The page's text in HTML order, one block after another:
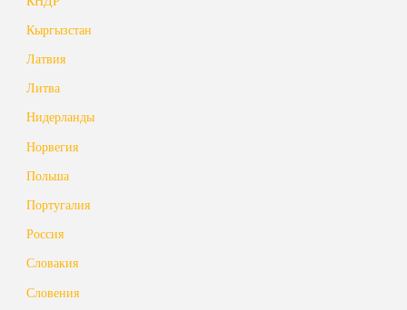
Кыргызстан
Латвия
Литва
Нидерланды
Норвегия
Польша
Португалия
Россия
Словакия
Словения